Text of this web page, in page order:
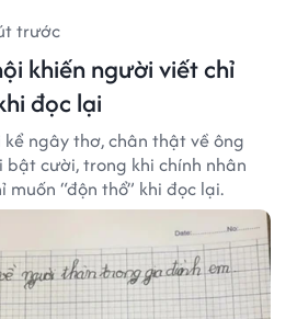
trước
khiến người viết chỉ
đọc lại
ngây thơ, chân thật về ông
bật cười, trong khi chính nhân
“độn thổ” khi đọc lại.